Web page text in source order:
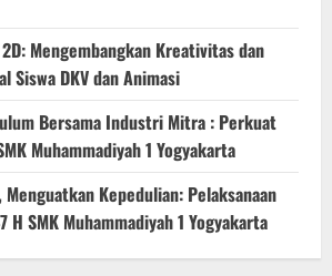
Mengembangkan Kreativitas dan
Siswa DKV dan Animasi
Bersama Industri Mitra : Perkuat
Muhammadiyah 1 Yogyakarta
Menguatkan Kepedulian: Pelaksanaan
H SMK Muhammadiyah 1 Yogyakarta